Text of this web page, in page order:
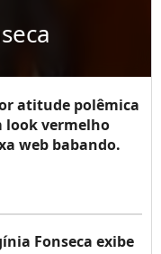
atitude polêmica
look vermelho
web babando.
Fonseca exibe